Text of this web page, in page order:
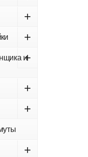
+
+
и
+
+
+
+